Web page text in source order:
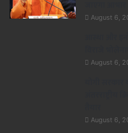
August 6,
August 6,
August 6,